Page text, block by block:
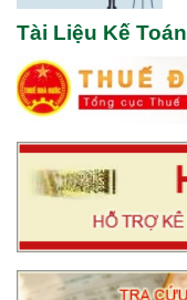
Tài Liệu Kế Toán